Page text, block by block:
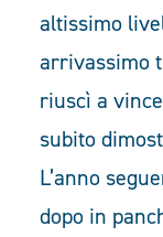
altissimo
arrivassimo
riuscì a
subito
L’anno
dopo in